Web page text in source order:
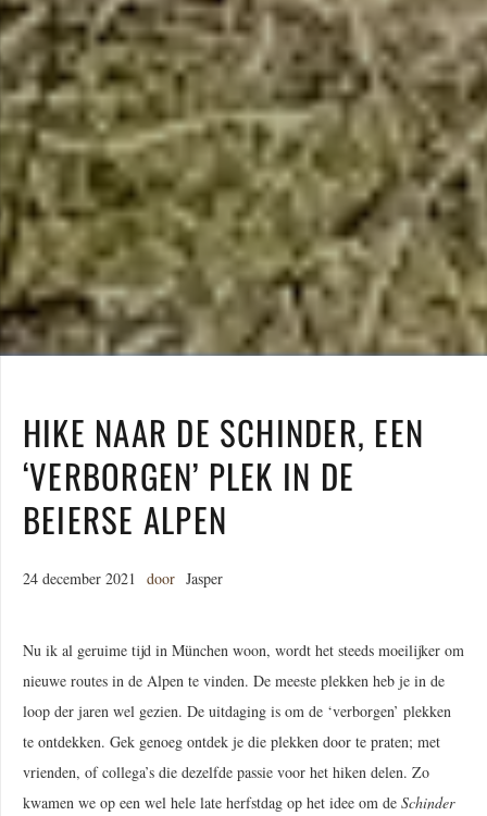
HIKE NAAR DE SCHINDER, EEN
‘VERBORGEN’ PLEK IN DE
BEIERSE ALPEN
24 december 2021 door Jasper
Nu ik al geruime tijd in München woon, wordt het steeds moeilijker om
nieuwe routes in de Alpen te vinden. De meeste plekken heb je in de
loop der jaren wel gezien. De uitdaging is om de ‘verborgen’ plekken
te ontdekken. Gek genoeg ontdek je die plekken door te praten; met
vrienden, of collega’s die dezelfde passie voor het hiken delen. Zo
kwamen we op een wel hele late herfstdag op het idee om de Schinder